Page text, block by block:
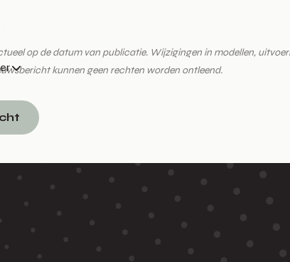
op de datum van publicatie. Wijzigingen in modellen,
kunnen geen rechten worden ontleend.